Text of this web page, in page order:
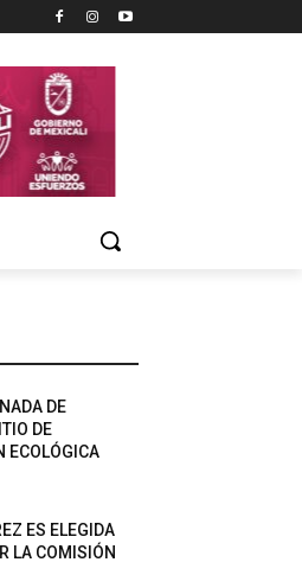
DE
DE
ECOLÓGICA
ES ELEGIDA
LA COMISIÓN